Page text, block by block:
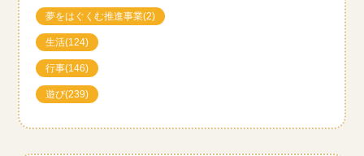
夢をはぐくむ推進事業(2)
生活(124)
行事(146)
遊び(239)